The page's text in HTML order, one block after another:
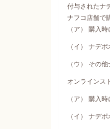
付与されたナ
ナフコ店舗で
（ア） 購入
（イ） ナデ
（ウ） その
オンラインス
（ア） 購入
（イ） ナデ